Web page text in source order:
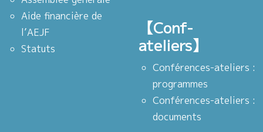
Aide financière de
l’AEJF
Statuts
【Conf-
ateliers】
Conférences-ateliers :
programmes
Conférences-ateliers :
documents